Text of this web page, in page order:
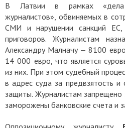
В Латвии в рамках «дела
журналистов», обвиняемых в
СМИ и нарушении санкций ЕС,
приговоров. Журналистам
Александру Малначу — 8100
14 000 евро, что является
из них. При этом судебный
в адрес суда за предвзятость и
защиты. Журналистам запрещено
заморожены банковские счета и